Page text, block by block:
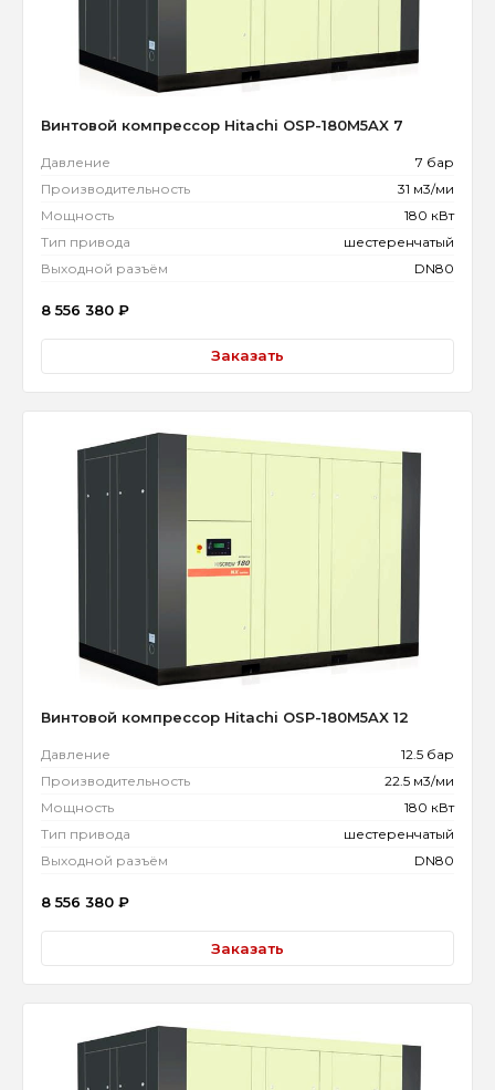
Винтовой компрессор Hitachi OSP-180M5AX 7
Давление
7 бар
Производительность
31 м3/ми
Мощность
180 кВт
Тип привода
шестеренчатый
Выходной разъём
DN80
8 556 380 ₽
Заказать
Винтовой компрессор Hitachi OSP-180M5AX 12
Давление
12.5 бар
Производительность
22.5 м3/ми
Мощность
180 кВт
Тип привода
шестеренчатый
Выходной разъём
DN80
8 556 380 ₽
Заказать